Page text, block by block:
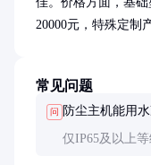
20000元，特殊定制
常见问题
问 防尘主机能用
仅IP65及以上